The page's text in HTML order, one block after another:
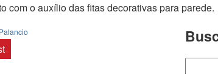
com o auxílio das fitas decorativas para parede.
Palancio